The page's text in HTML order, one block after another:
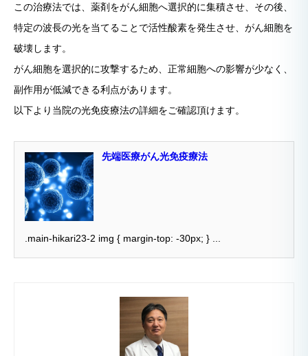
この治療法では、薬剤をがん細胞へ選択的に集積させ、その後、
特定の波長の光を当てることで活性酸素を発生させ、がん細胞を
破壊します。
がん細胞を選択的に攻撃するため、正常細胞への影響が少なく、
副作用が低減できる利点があります。
以下より当院の光免疫療法の詳細をご確認頂けます。
先端医療がん光免疫療法
.main-hikari23-2 img { margin-top: -30px; } ...